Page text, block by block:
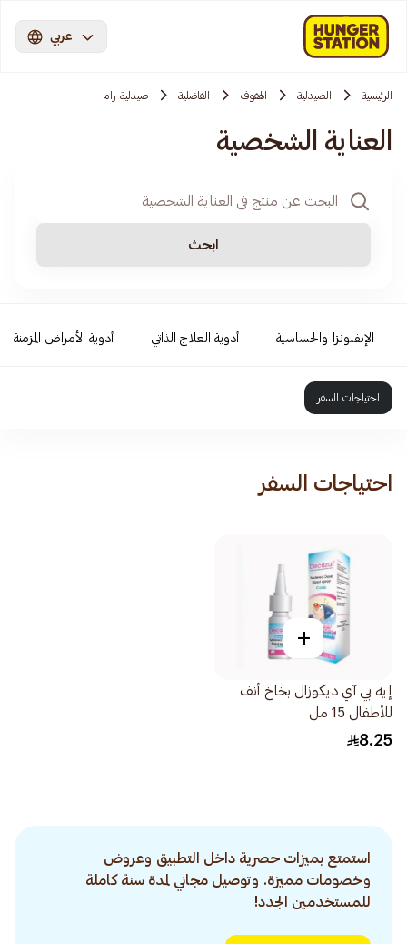
عربي
الرئيسية الصيدلية الهفوف الفاضلية صيدلية رام
العناية الشخصية
ابحث
الإنفلونزا والحساسية أدوية العلاج الذاتي أدوية الأمراض المزمنة
احتياجات السفر
احتياجات السفر
+
إيه بي آي ديكوزال بخاخ أنف
للأطفال 15 مل
8.25
استمتع بميزات حصرية داخل التطبيق وعروض
وخصومات مميزة. وتوصيل مجاني لمدة سنة كاملة
للمستخدمين الجدد!